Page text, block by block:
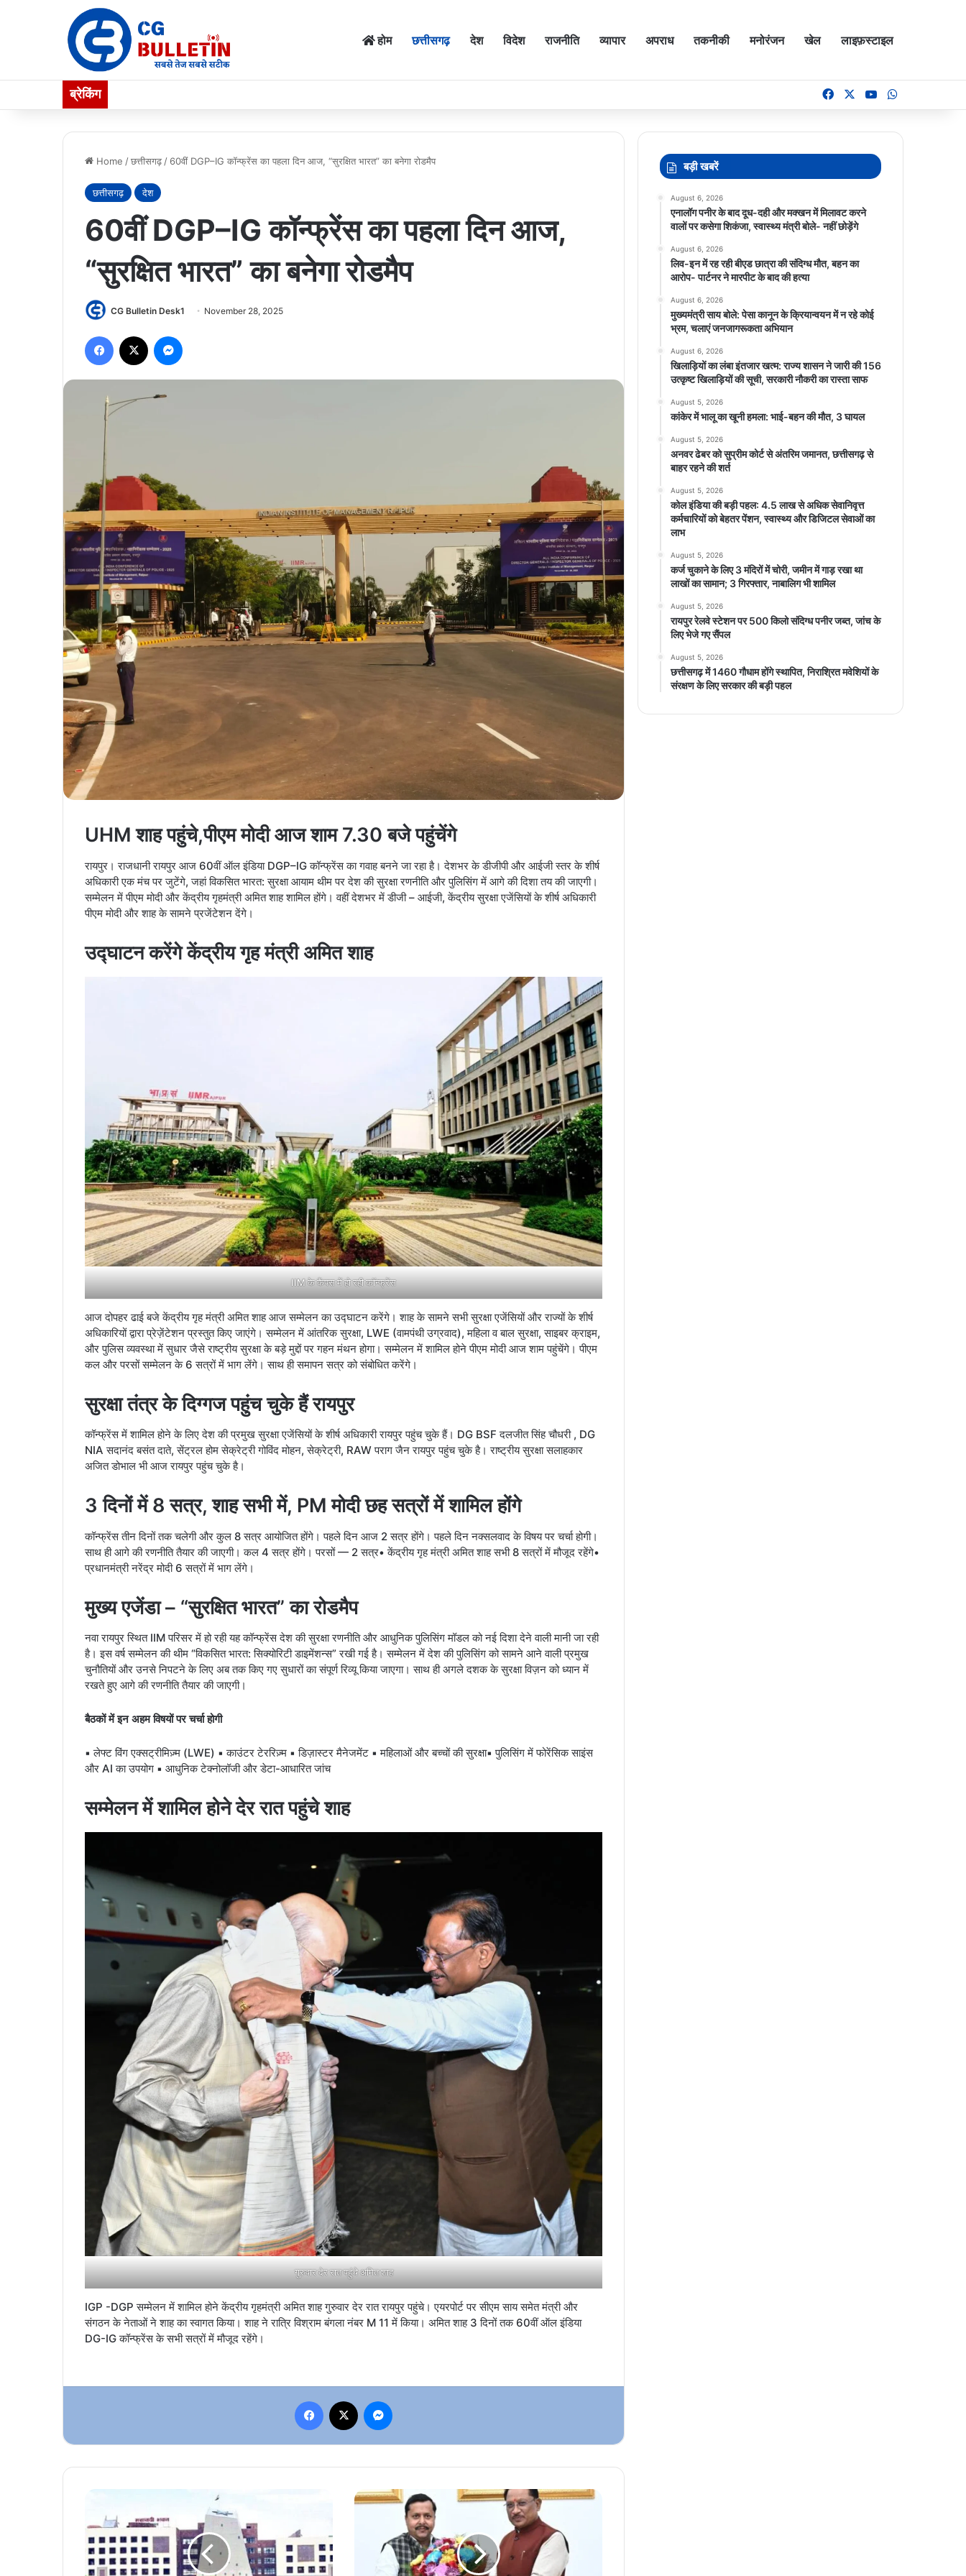
होम छत्तीसगढ़ देश विदेश राजनीति व्यापार अपराध तकनीकी मनोरंजन खेल लाइफ़स्टाइल
ब्रेकिंग FacebookYouTube
Home /छत्तीसगढ़ / 60वीं DGP–IG कॉन्फ्रेंस का पहला दिन आज, “सुरक्षित भारत” का बनेगा रोडमैप
छत्तीसगढ़ देश
60वीं DGP–IG कॉन्फ्रेंस का पहला दिन आज,
“सुरक्षित भारत” का बनेगा रोडमैप
CG Bulletin Desk1 November 28, 2025
Facebook
UHM शाह पहुंचे,पीएम मोदी आज शाम 7.30 बजे पहुंचेंगे
रायपुर। राजधानी रायपुर आज 60वीं ऑल इंडिया DGP–IG कॉन्फ्रेंस का गवाह बनने जा रहा है। देशभर के डीजीपी और आईजी स्तर के शीर्ष
अधिकारी एक मंच पर जुटेंगे, जहां विकसित भारत: सुरक्षा आयाम थीम पर देश की सुरक्षा रणनीति और पुलिसिंग में आगे की दिशा तय की जाएगी।
सम्मेलन में पीएम मोदी और केंद्रीय गृहमंत्री अमित शाह शामिल होंगे। वहीं देशभर में डीजी – आईजी, केंद्रीय सुरक्षा एजेंसियों के शीर्ष अधिकारी
पीएम मोदी और शाह के सामने प्रजेंटेशन देंगे।
उद्घाटन करेंगे केंद्रीय गृह मंत्री अमित शाह
IIM के कैंपस में हो रही कॉन्फ्रेंस
आज दोपहर ढाई बजे केंद्रीय गृह मंत्री अमित शाह आज सम्मेलन का उद्घाटन करेंगे। शाह के सामने सभी सुरक्षा एजेंसियों और राज्यों के शीर्ष
अधिकारियों द्वारा प्रेज़ेंटेशन प्रस्तुत किए जाएंगे। सम्मेलन में आंतरिक सुरक्षा, LWE (वामपंथी उग्रवाद), महिला व बाल सुरक्षा, साइबर क्राइम,
और पुलिस व्यवस्था में सुधार जैसे राष्ट्रीय सुरक्षा के बड़े मुद्दों पर गहन मंथन होगा। सम्मेलन में शामिल होने पीएम मोदी आज शाम पहुंचेंगे। पीएम
कल और परसों सम्मेलन के 6 सत्रों में भाग लेंगे। साथ ही समापन सत्र को संबोधित करेंगे।
सुरक्षा तंत्र के दिग्गज पहुंच चुके हैं रायपुर
कॉन्फ्रेंस में शामिल होने के लिए देश की प्रमुख सुरक्षा एजेंसियों के शीर्ष अधिकारी रायपुर पहुंच चुके हैं। DG BSF दलजीत सिंह चौधरी , DG
NIA सदानंद बसंत दाते, सेंट्रल होम सेक्रेट्री गोविंद मोहन, सेक्रेट्री, RAW पराग जैन रायपुर पहुंच चुके है। राष्ट्रीय सुरक्षा सलाहकार
अजित डोभाल भी आज रायपुर पहुंच चुके है।
3 दिनों में 8 सत्र, शाह सभी में, PM मोदी छह सत्रों में शामिल होंगे
कॉन्फ्रेंस तीन दिनों तक चलेगी और कुल 8 सत्र आयोजित होंगे। पहले दिन आज 2 सत्र होंगे। पहले दिन नक्सलवाद के विषय पर चर्चा होगी।
साथ ही आगे की रणनीति तैयार की जाएगी। कल 4 सत्र होंगे। परसों — 2 सत्र• केंद्रीय गृह मंत्री अमित शाह सभी 8 सत्रों में मौजूद रहेंगे•
प्रधानमंत्री नरेंद्र मोदी 6 सत्रों में भाग लेंगे।
मुख्य एजेंडा – “सुरक्षित भारत” का रोडमैप
नवा रायपुर स्थित IIM परिसर में हो रही यह कॉन्फ्रेंस देश की सुरक्षा रणनीति और आधुनिक पुलिसिंग मॉडल को नई दिशा देने वाली मानी जा रही
है। इस वर्ष सम्मेलन की थीम “विकसित भारत: सिक्योरिटी डाइमेंशन्स” रखी गई है। सम्मेलन में देश की पुलिसिंग को सामने आने वाली प्रमुख
चुनौतियों और उनसे निपटने के लिए अब तक किए गए सुधारों का संपूर्ण रिव्यू किया जाएगा। साथ ही अगले दशक के सुरक्षा विज़न को ध्यान में
रखते हुए आगे की रणनीति तैयार की जाएगी।
बैठकों में इन अहम विषयों पर चर्चा होगी
▪ लेफ्ट विंग एक्सट्रीमिज़्म (LWE) ▪ काउंटर टेररिज़्म ▪ डिज़ास्टर मैनेजमेंट ▪ महिलाओं और बच्चों की सुरक्षा▪ पुलिसिंग में फोरेंसिक साइंस
और AI का उपयोग ▪ आधुनिक टेक्नोलॉजी और डेटा-आधारित जांच
सम्मेलन में शामिल होने देर रात पहुंचे शाह
गुरुवार देर रात पहुंचे अमित शाह
IGP -DGP सम्मेलन में शामिल होने केंद्रीय गृहमंत्री अमित शाह गुरुवार देर रात रायपुर पहुंचे। एयरपोर्ट पर सीएम साय समेत मंत्री और
संगठन के नेताओं ने शाह का स्वागत किया। शाह ने रात्रि विश्राम बंगला नंबर M 11 में किया। अमित शाह 3 दिनों तक 60वीं ऑल इंडिया
DG-IG कॉन्फ्रेंस के सभी सत्रों में मौजूद रहेंगे।
Facebook
प्रशासनिक
फेरबदल,
13
IAS
बिहार
बड़ी खबरें
August 6, 2026
एनालॉग पनीर के बाद दूध-दही और मक्खन में मिलावट करने
वालों पर कसेगा शिकंजा, स्वास्थ्य मंत्री बोले- नहीं छोड़ेंगे
August 6, 2026
लिव-इन में रह रही बीएड छात्रा की संदिग्ध मौत, बहन का
आरोप- पार्टनर ने मारपीट के बाद की हत्या
August 6, 2026
मुख्यमंत्री साय बोले: पेसा कानून के क्रियान्वयन में न रहे कोई
भ्रम, चलाएं जनजागरूकता अभियान
August 6, 2026
खिलाड़ियों का लंबा इंतजार खत्म: राज्य शासन ने जारी की 156
उत्कृष्ट खिलाड़ियों की सूची, सरकारी नौकरी का रास्ता साफ
August 5, 2026
कांकेर में भालू का खूनी हमला: भाई-बहन की मौत, 3 घायल
August 5, 2026
अनवर ढेबर को सुप्रीम कोर्ट से अंतरिम जमानत, छत्तीसगढ़ से
बाहर रहने की शर्त
August 5, 2026
कोल इंडिया की बड़ी पहल: 4.5 लाख से अधिक सेवानिवृत्त
कर्मचारियों को बेहतर पेंशन, स्वास्थ्य और डिजिटल सेवाओं का
लाभ
August 5, 2026
कर्ज चुकाने के लिए 3 मंदिरों में चोरी, जमीन में गाड़ रखा था
लाखों का सामान; 3 गिरफ्तार, नाबालिग भी शामिल
August 5, 2026
रायपुर रेलवे स्टेशन पर 500 किलो संदिग्ध पनीर जब्त, जांच के
लिए भेजे गए सैंपल
August 5, 2026
छत्तीसगढ़ में 1460 गौधाम होंगे स्थापित, निराश्रित मवेशियों के
संरक्षण के लिए सरकार की बड़ी पहल